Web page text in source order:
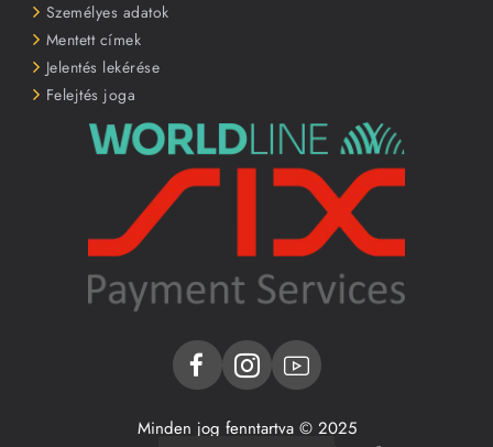
Személyes adatok
Mentett címek
Jelentés lekérése
Felejtés joga
Minden jog fenntartva © 2025